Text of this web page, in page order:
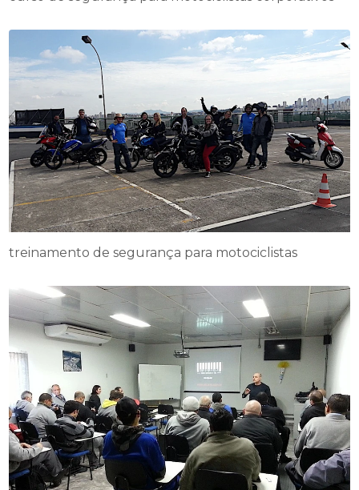
treinamento de segurança para motociclistas